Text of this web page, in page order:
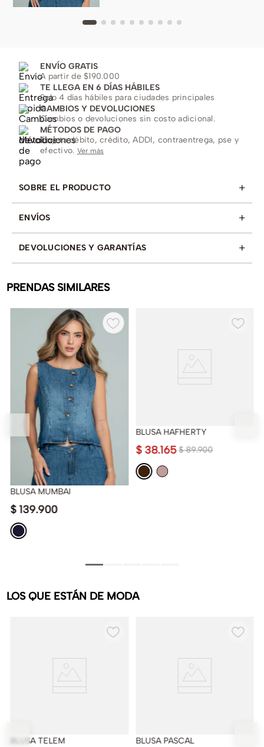
ENVÍO GRATIS
A partir de $190.000
TE LLEGA EN 6 DÍAS HÁBILES
Solo 4 días hábiles para ciudades principales
CAMBIOS Y DEVOLUCIONES
Cambios o devoluciones sin costo adicional.
MÉTODOS DE PAGO
Tarjeta débito, crédito, ADDI, contraentrega, pse y
efectivo. Ver más
SOBRE EL PRODUCTO +
ENVÍOS +
DEVOLUCIONES Y GARANTÍAS +
PRENDAS SIMILARES
BLUSA MUMBAI
$ 139.900
BLUSA HAFHERTY
$ 89.900
$ 38.165
LOS QUE ESTÁN DE MODA
BLUSA TELEM BLUSA PASCAL